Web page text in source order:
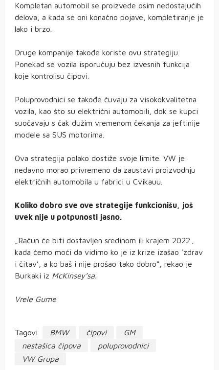
Kompletan automobil se proizvede osim nedostajućih
delova, a kada se oni konačno pojave, kompletiranje je
lako i brzo.
Druge kompanije takođe koriste ovu strategiju.
Ponekad se vozila isporučuju bez izvesnih funkcija
koje kontrolisu čipovi.
Poluprovodnici se takođe čuvaju za visokokvalitetna
vozila, kao što su električni automobili, dok se kupci
suočavaju s čak dužim vremenom čekanja za jeftinije
modele sa SUS motorima.
Ova strategija polako dostiže svoje limite. VW je
nedavno morao privremeno da zaustavi proizvodnju
električnih automobila u fabrici u Cvikauu.
Koliko dobro sve ove strategije funkcionišu, još
uvek nije u potpunosti jasno.
„Račun će biti dostavljen sredinom ili krajem 2022.,
kada ćemo moći da vidimo ko je iz krize izašao ’zdrav
i čitav’, a ko baš i nije prošao tako dobro“, rekao je
Burkaki iz McKinsey’sa.
Vrele Gume
Tagovi BMW čipovi
GM
nestašica čipova
poluprovodnici
VW Grupa